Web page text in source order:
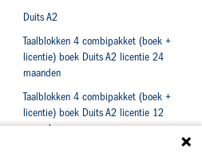
Duits A2
Taalblokken 4 combipakket (boek +
licentie) boek Duits A2 licentie 24
maanden
Taalblokken 4 combipakket (boek +
licentie) boek Duits A2 licentie 12
maanden